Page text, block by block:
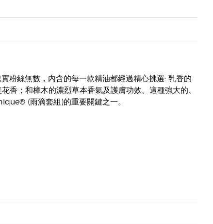
粉絲無數，內含的每一款精油都經過精心挑選: 乳香的
香；和樟木的濃烈草本香氣及護膚功效。這種強大的、
(雨滴套組)的重要關鍵之一。